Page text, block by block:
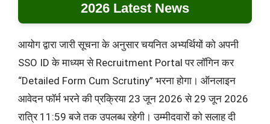
2026 Latest News
आयोग द्वारा जारी सूचना के अनुसार चयनित अभ्यर्थियों को अपनी
SSO ID के माध्यम से Recruitment Portal पर लॉगिन कर
“Detailed Form Cum Scrutiny” भरना होगा। ऑनलाइन
आवेदन फॉर्म भरने की प्रक्रिया 23 जून 2026 से 29 जून 2026
रात्रि 11:59 बजे तक उपलब्ध रहेगी। उम्मीदवारों को सलाह दी